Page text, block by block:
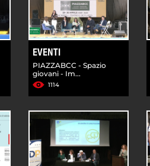
EVENTI
PIAZZABCC - Spazio
giovani - Im...
1114